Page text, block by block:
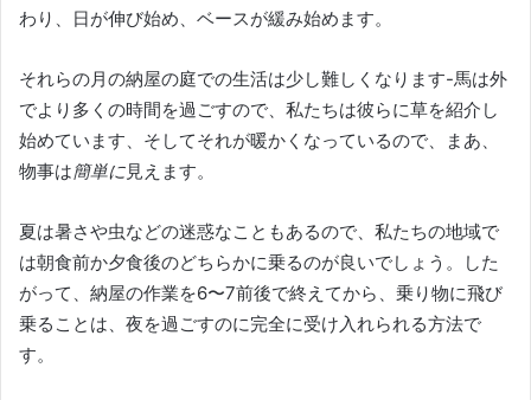
わり、日が伸び始め、ベースが緩み始めます。
それらの月の納屋の庭での生活は少し難しくなります-馬は外
でより多くの時間を過ごすので、私たちは彼らに草を紹介し
始めています、そしてそれが暖かくなっているので、まあ、
物事は簡単に見え ます。
夏は暑さや虫などの迷惑なこともあるので、私たちの地域で
は朝食前か夕食後のどちらかに乗るのが良いでしょう。
した
がって、納屋の作業を6〜7前後で終えてから、乗り物に飛び
乗ることは、夜を過ごすのに完全に受け入れられる方法で
す。